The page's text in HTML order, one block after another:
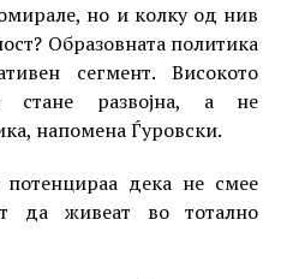
но и колку од нив
Образовната политика
сегмент. Високото
стане развојна, а не
напомена Ѓуровски.
дека не смее
да живеат во тотално